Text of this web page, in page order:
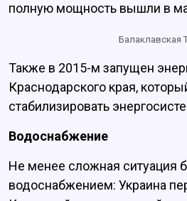
полную мощность вышли в
Балаклавская
Также в 2015-м запущен
Краснодарского края,
стабилизировать
Водоснабжение
Не менее сложная ситуация
водоснабжением: Украина